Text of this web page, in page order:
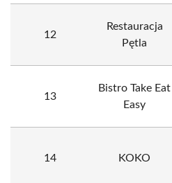
12
Restauracja
Pętla
13
Bistro Take Eat
Easy
14 KOKO